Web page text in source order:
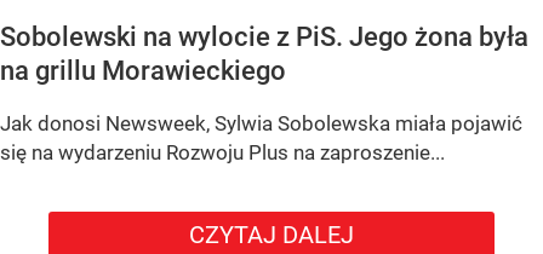
Sobolewski na wylocie z PiS. Jego żona była
na grillu Morawieckiego
Jak donosi Newsweek, Sylwia Sobolewska miała pojawić
się na wydarzeniu Rozwoju Plus na zaproszenie...
CZYTAJ DALEJ